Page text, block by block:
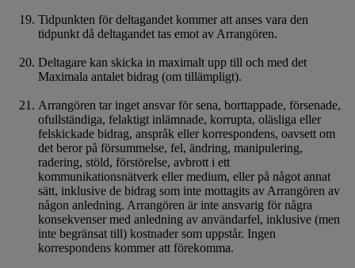
Tidpunkten för deltagandet kommer att anses vara den
tidpunkt då deltagandet tas emot av Arrangören.
Deltagare kan skicka in maximalt upp till och med det
Maximala antalet bidrag (om tillämpligt).
Arrangören tar inget ansvar för sena, borttappade, försenade,
ofullständiga, felaktigt inlämnade, korrupta, oläsliga eller
felskickade bidrag, anspråk eller korrespondens, oavsett om
det beror på försummelse, fel, ändring, manipulering,
radering, stöld, förstörelse, avbrott i ett
kommunikationsnätverk eller medium, eller på något annat
sätt, inklusive de bidrag som inte mottagits av Arrangören av
någon anledning. Arrangören är inte ansvarig för några
konsekvenser med anledning av användarfel, inklusive (men
inte begränsat till) kostnader som uppstår. Ingen
korrespondens kommer att förekomma.